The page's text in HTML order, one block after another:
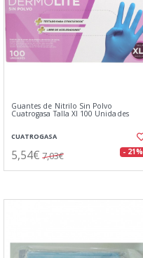
Guantes de Nitrilo Sin Polvo
Cuatrogasa Talla Xl 100 Unidades
CUATROGASA
5,54€ 7,03€ - 21%